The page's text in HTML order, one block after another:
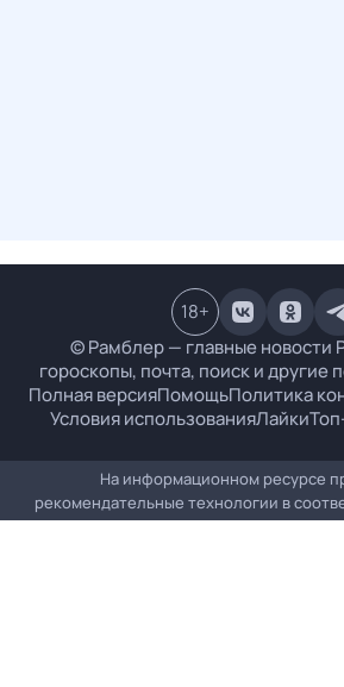
© Рамблер — главные новости
гороскопы, почта, поиск и другие
Полная версияПомощьПолитика
Условия использованияЛайки
18+
На информационном ресурсе
рекомендательные технологии в